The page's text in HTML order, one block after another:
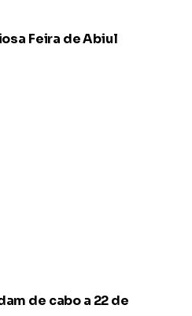
Feira de Abiul
de cabo a 22 de